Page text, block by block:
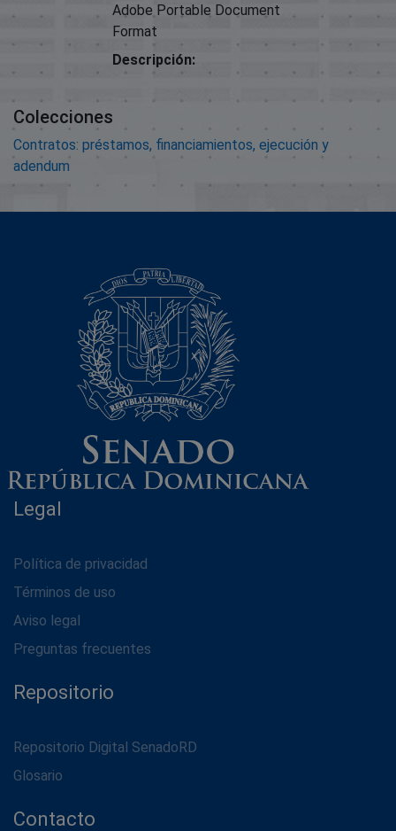
Adobe Portable Document
Format
Descripción:
Colecciones
Contratos: préstamos, financiamientos, ejecución y
adendum
Legal
Política de privacidad
Términos de uso
Aviso legal
Preguntas frecuentes
Repositorio
Repositorio Digital SenadoRD
Glosario
Contacto